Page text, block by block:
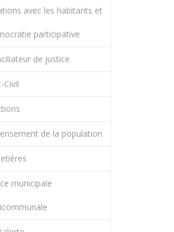
avec les habitants et
participative
de justice
Civil
de la population
municipale